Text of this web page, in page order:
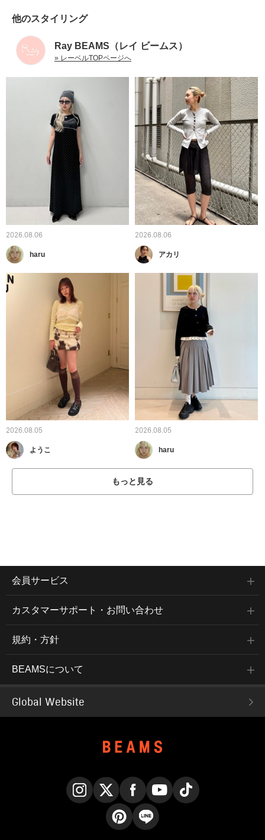
他のスタイリング
Ray BEAMS（レイ ビームス）
» レーベルTOPページへ
2026.08.06
haru
2026.08.06
アカリ
2026.08.05
ようこ
2026.08.05
haru
もっと見る
会員サービス
カスタマーサポート・お問い合わせ
規約・方針
BEAMSについて
Global Website